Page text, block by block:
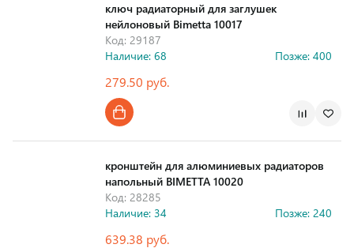
ключ радиаторный для заглушек
нейлоновый Bimetta 10017
Код: 29187
Наличие: 68
Позже: 400
279.50 руб.
кронштейн для алюминиевых радиаторов
напольный BIMETTA 10020
Код: 28285
Наличие: 34
Позже: 240
639.38 руб.